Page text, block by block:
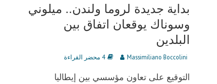
بداية جديدة لروما ولندن.. ميلوني
وسوناك يوقعان اتفاق بين
البلدين
Massimiliano Boccolini 4 محضر القراءة
التوقيع على تعاون مؤسسي بين إيطاليا